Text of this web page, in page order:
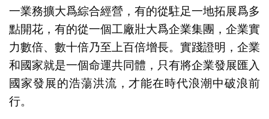
一業務擴大爲綜合經營，有的從駐足一地拓展爲多
點開花，有的從一個工廠壯大爲企業集團，企業實
力數倍、數十倍乃至上百倍增長。實踐證明，企業
和國家就是一個命運共同體，只有將企業發展匯入
國家發展的浩蕩洪流，才能在時代浪潮中破浪前
行。